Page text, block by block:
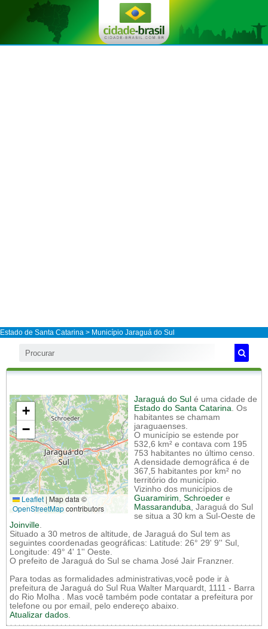
Estado de Santa Catarina > Município Jaraguá do Sul
+
−
Leaflet | Map data ©
OpenStreetMapcontributors
Jaraguá do Sul é uma cidade de
Estado do Santa Catarina. Os
habitantes se chamam
jaraguaenses.
O município se estende por
532,6 km² e contava com 195
753 habitantes no último censo.
A densidade demográfica é de
367,5 habitantes por km² no
território do município.
Vizinho dos municípios de
Guaramirim, Schroeder e
Massaranduba, Jaraguá do Sul
se situa a 30 km a Sul-Oeste de
Joinville.
Situado a 30 metros de altitude, de Jaraguá do Sul tem as
seguintes coordenadas geográficas: Latitude: 26° 29' 9'' Sul,
Longitude: 49° 4' 1'' Oeste.
O prefeito de Jaraguá do Sul se chama José Jair Franzner.
Para todas as formalidades administrativas,você pode ir à
prefeitura de Jaraguá do Sul Rua Walter Marquardt, 1111 - Barra
do Rio Molha . Mas você também pode contatar a prefeitura por
telefone ou por email, pelo endereço abaixo.
Atualizar dados.